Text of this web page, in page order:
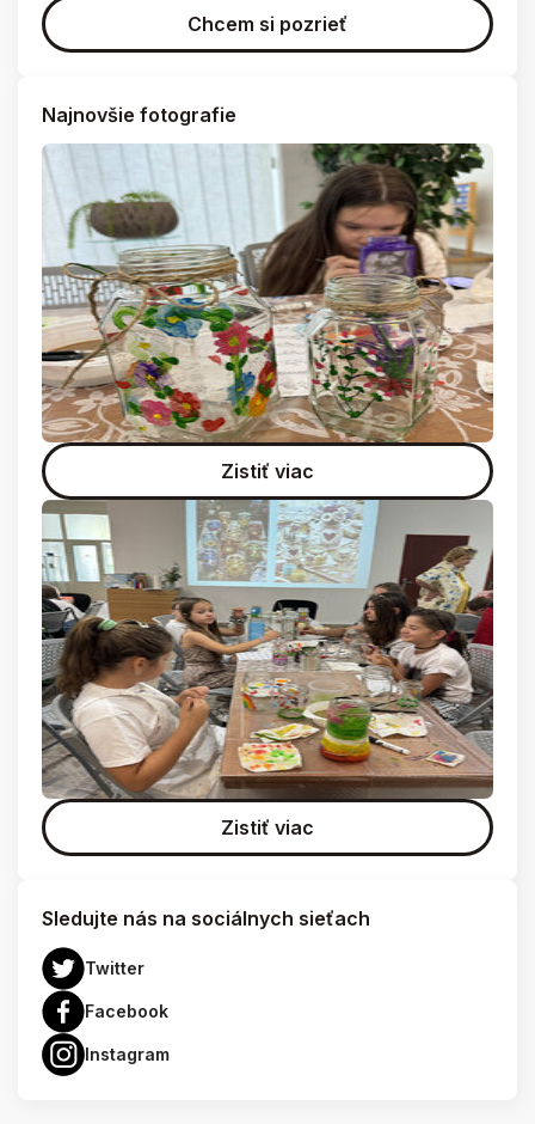
Chcem si pozrieť
Najnovšie fotografie
Zistiť viac
Zistiť viac
Sledujte nás na sociálnych sieťach
Twitter
Facebook
Instagram